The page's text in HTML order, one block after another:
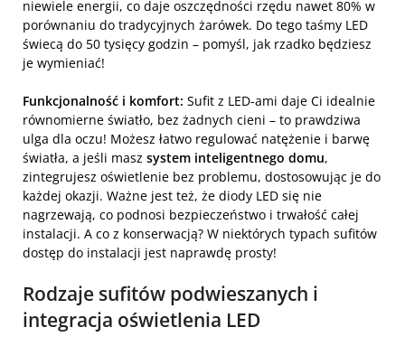
niewiele energii, co daje oszczędności rzędu nawet 80% w
porównaniu do tradycyjnych żarówek. Do tego taśmy LED
świecą do 50 tysięcy godzin – pomyśl, jak rzadko będziesz
je wymieniać!
Funkcjonalność i komfort: Sufit z LED-ami daje Ci idealnie
równomierne światło, bez żadnych cieni – to prawdziwa
ulga dla oczu! Możesz łatwo regulować natężenie i barwę
światła, a jeśli masz system inteligentnego domu,
zintegrujesz oświetlenie bez problemu, dostosowując je do
każdej okazji. Ważne jest też, że diody LED się nie
nagrzewają, co podnosi bezpieczeństwo i trwałość całej
instalacji. A co z konserwacją? W niektórych typach sufitów
dostęp do instalacji jest naprawdę prosty!
Rodzaje sufitów podwieszanych i
integracja oświetlenia LED